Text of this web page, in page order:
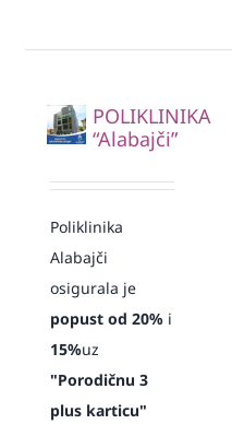
POLIKLINIKA
“Alabajči”
Poliklinika
Alabajči
osigurala je
popust od 20%i
15%uz
"Porodičnu 3
plus karticu"